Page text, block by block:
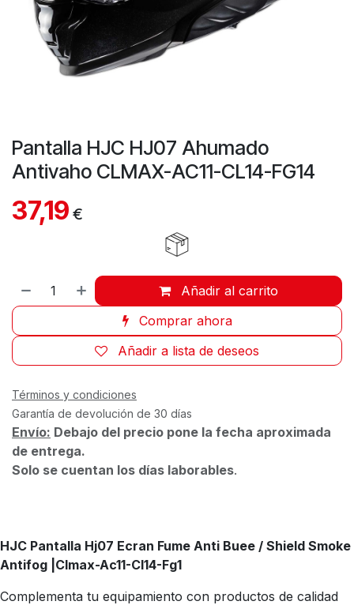
Pantalla HJC HJ07 Ahumado
Antivaho CLMAX-AC11-CL14-FG14
37,19 €
Añadir al carrito
Comprar ahora
Añadir a lista de deseos
Términos y condiciones
Garantía de devolución de 30 días
Envío: Debajo del precio pone la fecha aproximada
de entrega.
Solo se cuentan los días laborables.
HJC Pantalla Hj07 Ecran Fume Anti Buee / Shield Smoke
Antifog |Clmax-Ac11-Cl14-Fg1
Complementa tu equipamiento con productos de calidad